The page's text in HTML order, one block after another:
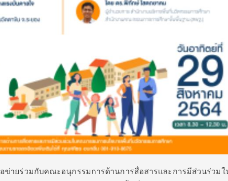
อข่ายร่วมกับคณะอนุกรรมการด้านการสื่อสารและการมีส่วนร่วมใ